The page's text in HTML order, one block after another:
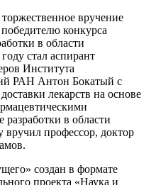
вручение
конкурса
в области
стал аспирант
Института
РАН Антон Бокатый с
лекарств на основе
в области
профессор, доктор
создан в формате
проекта «Наука и